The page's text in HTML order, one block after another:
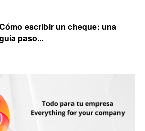
escribir un cheque: una
paso...